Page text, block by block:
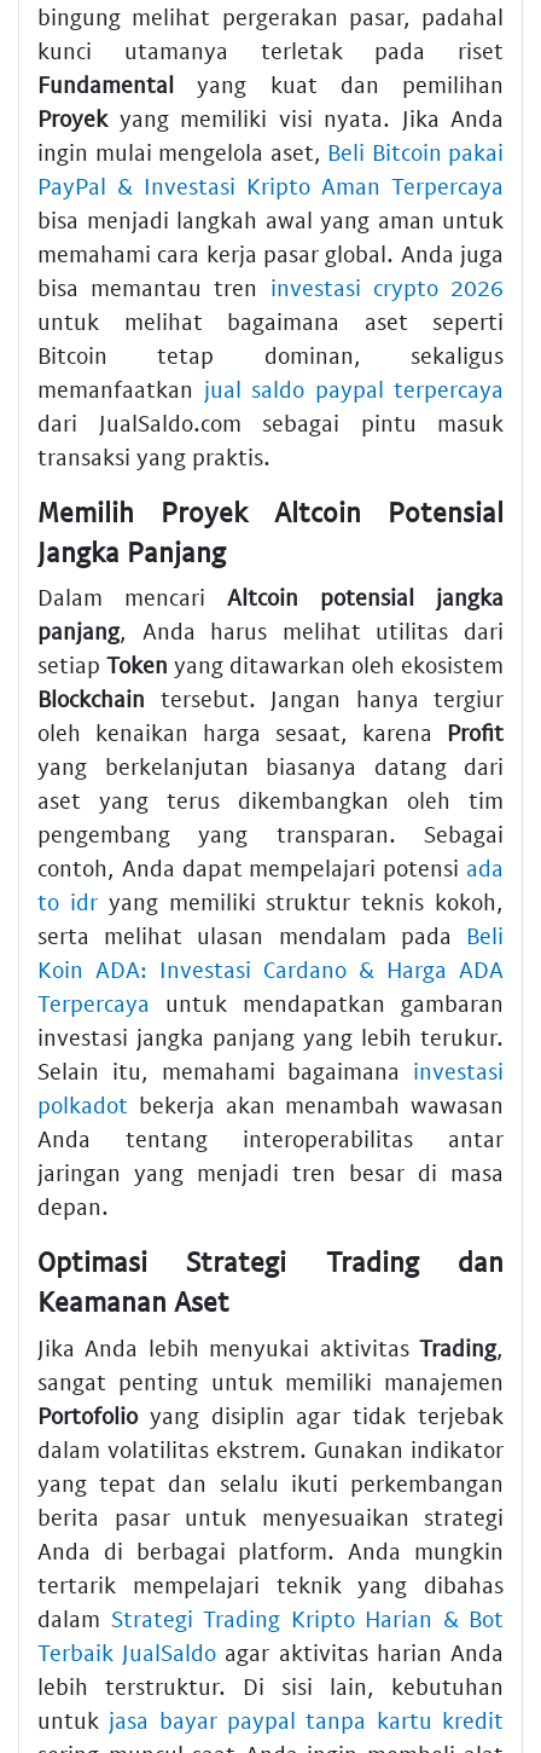
bingung melihat pergerakan pasar, padahal
kunci utamanya terletak pada riset
Fundamental yang kuat dan pemilihan
Proyekyang memiliki visi nyata. Jika Anda
ingin mulai mengelola aset, Beli Bitcoin pakai
PayPal & Investasi Kripto Aman Terpercaya
bisa menjadi langkah awal yang aman untuk
memahami cara kerja pasar global. Anda juga
bisa memantau tren investasi crypto 2026
untuk melihat bagaimana aset seperti
Bitcoin tetap dominan, sekaligus
memanfaatkan jual saldo paypal terpercaya
dari JualSaldo.com sebagai pintu masuk
transaksi yang praktis.
Memilih Proyek Altcoin Potensial
Jangka Panjang
Dalam mencari Altcoin potensial jangka
panjang, Anda harus melihat utilitas dari
setiap Token yang ditawarkan oleh ekosistem
Blockchain tersebut. Jangan hanya tergiur
oleh kenaikan harga sesaat, karena Profit
yang berkelanjutan biasanya datang dari
aset yang terus dikembangkan oleh tim
pengembang yang transparan. Sebagai
contoh, Anda dapat mempelajari potensi ada
to idryang memiliki struktur teknis kokoh,
serta melihat ulasan mendalam pada Beli
Koin ADA: Investasi Cardano & Harga ADA
Terpercaya untuk mendapatkan gambaran
investasi jangka panjang yang lebih terukur.
Selain itu, memahami bagaimana investasi
polkadot bekerja akan menambah wawasan
Anda tentang interoperabilitas antar
jaringan yang menjadi tren besar di masa
depan.
Optimasi Strategi Trading dan
Keamanan Aset
Jika Anda lebih menyukai aktivitas Trading,
sangat penting untuk memiliki manajemen
Portofolioyang disiplin agar tidak terjebak
dalam volatilitas ekstrem. Gunakan indikator
yang tepat dan selalu ikuti perkembangan
berita pasar untuk menyesuaikan strategi
Anda di berbagai platform. Anda mungkin
tertarik mempelajari teknik yang dibahas
dalam Strategi Trading Kripto Harian & Bot
Terbaik JualSaldo agar aktivitas harian Anda
lebih terstruktur. Di sisi lain, kebutuhan
untuk jasa bayar paypal tanpa kartu kredit